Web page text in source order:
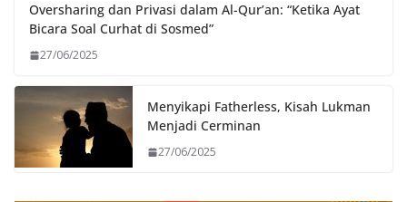
Oversharing dan Privasi dalam Al-Qur’an: “Ketika Ayat
Bicara Soal Curhat di Sosmed”
27/06/2025
Menyikapi Fatherless, Kisah Lukman
Menjadi Cerminan
27/06/2025